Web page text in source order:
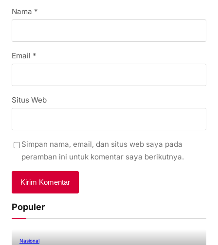
Nama *
Email *
Situs Web
Simpan nama, email, dan situs web saya pada
peramban ini untuk komentar saya berikutnya.
Populer
Nasional